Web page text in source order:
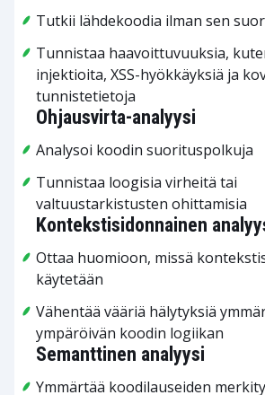
Tutkii lähdekoodia ilman sen
Tunnistaa haavoittuvuuksia,
injektioita, XSS-hyökkäyksiä ja
tunnistetietoja
Ohjausvirta-analyysi
Analysoi koodin suorituspolkuja
Tunnistaa loogisia virheitä tai
valtuustarkistusten ohittamisia
Kontekstisidonnainen
Ottaa huomioon, missä
käytetään
Vähentää vääriä hälytyksiä
ympäröivän koodin logiikan
Semanttinen analyysi
Ymmärtää koodilauseiden